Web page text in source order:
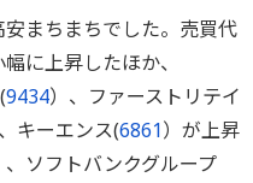
まちまちでした。売買代
に上昇したほか、
9434）、ファーストリテイ
キーエンス(6861）が上昇
、ソフトバンクグループ